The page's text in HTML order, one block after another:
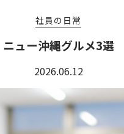
社員の日常
ニュー沖縄グルメ3選
2026.06.12